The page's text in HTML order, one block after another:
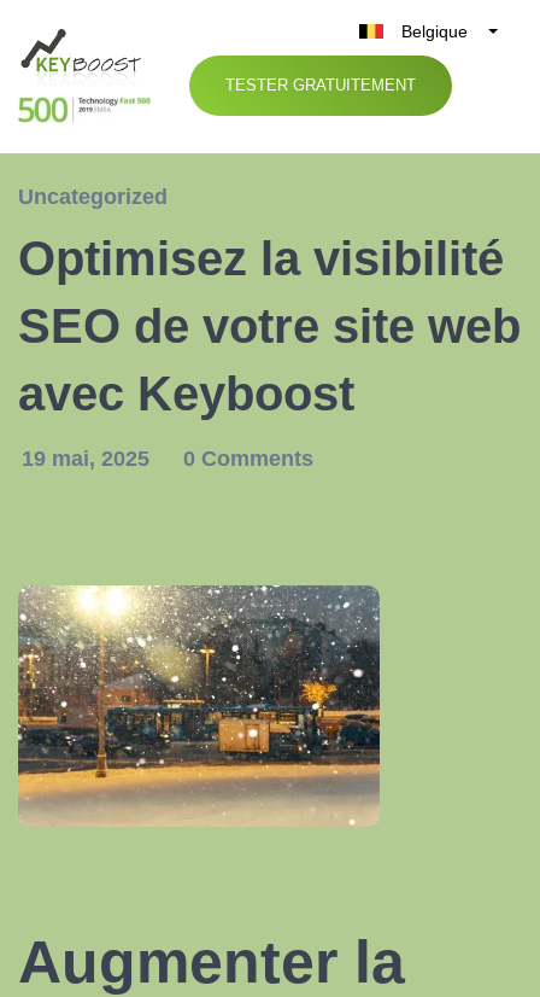
Belgique
België
Nederland
España
TESTER GRATUITEMENT
Uncategorized
Optimisez la visibilité
SEO de votre site web
avec Keyboost
19 mai, 2025 0 Comments
Augmenter la